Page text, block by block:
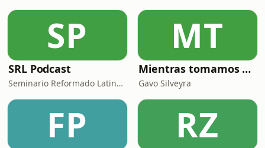
SP
SRL Podcast
Seminario Reformado Latinoamericano
MT
Mientras tomamos mate con Gavo Silveyra
Gavo Silveyra
FP RZ